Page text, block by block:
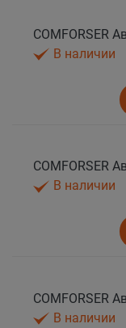
В наличии
В наличии
В наличии